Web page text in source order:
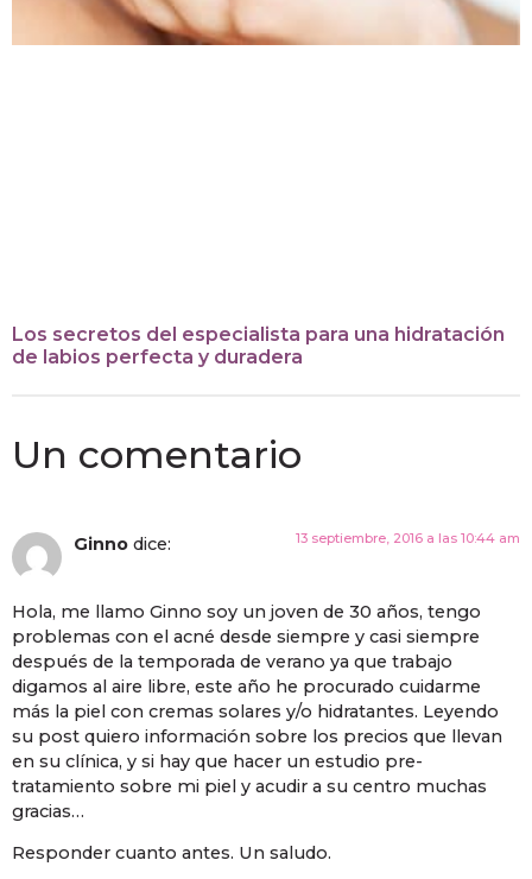
Los secretos del especialista para una hidratación
de labios perfecta y duradera
Un comentario
Ginno dice: 13 septiembre, 2016 a las 10:44 am
Hola, me llamo Ginno soy un joven de 30 años, tengo
problemas con el acné desde siempre y casi siempre
después de la temporada de verano ya que trabajo
digamos al aire libre, este año he procurado cuidarme
más la piel con cremas solares y/o hidratantes. Leyendo
su post quiero información sobre los precios que llevan
en su clínica, y si hay que hacer un estudio pre-
tratamiento sobre mi piel y acudir a su centro muchas
gracias…
Responder cuanto antes. Un saludo.